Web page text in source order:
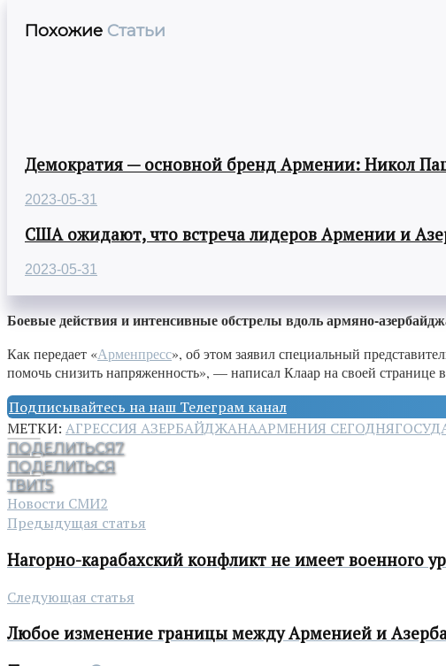
Похожие Статьи
Демократия — основной бренд Армении: Никол
2023-05-31
США ожидают, что встреча лидеров Армении и
2023-05-31
Боевые действия и интенсивные обстрелы вдоль армяно-
Как передает «Арменпресс», об этом заявил специальный
помочь снизить напряженность», — написал Клаар на своей странице
Подписывайтесь на наш Телеграм канал
МЕТКИ: АГРЕССИЯ АЗЕРБАЙДЖАНААРМЕНИЯ СЕГОДНЯ
ПОДЕЛИТЬСЯ7
ПОДЕЛИТЬСЯ
ТВИТ5
Новости СМИ2
Предыдущая статья
Нагорно-карабахский конфликт не имеет военного
Следующая статья
Любое изменение границы между Арменией и